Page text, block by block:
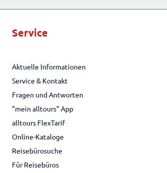
Service
Aktuelle Informationen
Service & Kontakt
Fragen und Antworten
"mein alltours" App
alltours FlexTarif
Online-Kataloge
Reisebürosuche
Für Reisebüros